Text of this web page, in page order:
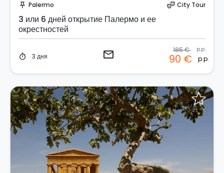
push_pin Palermo theater_comedy City Tour
3 или 6 дней открытие Палермо и ее
окрестностей
timer 3 дня email 185 € p.p.
90 € p.p.